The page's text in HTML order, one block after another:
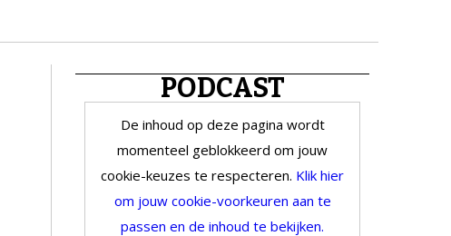
PODCAST
De inhoud op deze pagina wordt
momenteel geblokkeerd om jouw
cookie-keuzes te respecteren. Klik hier
om jouw cookie-voorkeuren aan te
passen en de inhoud te bekijken.